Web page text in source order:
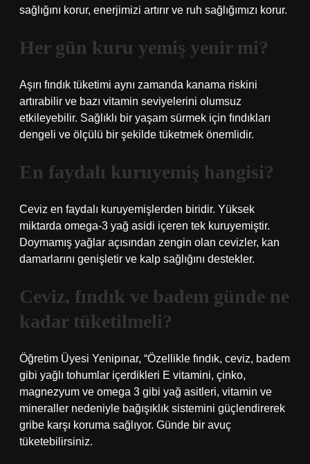
sağlığını korur, enerjimizi artırır ve ruh sağlığımızı korur.
Her gün kuru yemiş yenir mi?
Aşırı fındık tüketimi aynı zamanda kanama riskini
artırabilir ve bazı vitamin seviyelerini olumsuz
etkileyebilir. Sağlıklı bir yaşam sürmek için fındıkları
dengeli ve ölçülü bir şekilde tüketmek önemlidir.
En faydalı kuruyemiş hangisi?
Ceviz en faydalı kuruyemişlerden biridir. Yüksek
miktarda omega-3 yağ asidi içeren tek kuruyemiştir.
Doymamış yağlar açısından zengin olan cevizler, kan
damarlarını genişletir ve kalp sağlığını destekler.
Ceviz, fındık ve badem günde ne
kadar tüketilmeli?
Öğretim Üyesi Yenipınar, “Özellikle fındık, ceviz, badem
gibi yağlı tohumlar içerdikleri E vitamini, çinko,
magnezyum ve omega 3 gibi yağ asitleri, vitamin ve
mineraller nedeniyle bağışıklık sistemini güçlendirerek
gribe karşı koruma sağlıyor. Günde bir avuç
tüketebilirsiniz.